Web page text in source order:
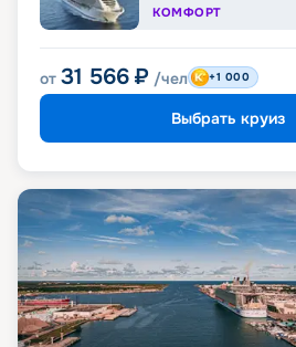
КОМФОРТ
от 31 566 ₽ /чел +1 000
Выбрать круиз